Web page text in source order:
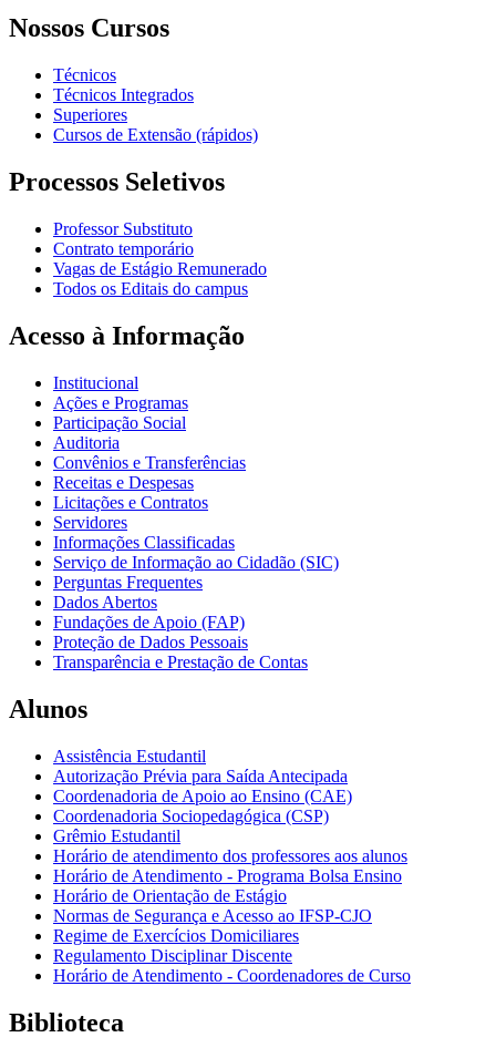
Nossos Cursos
Técnicos
Técnicos Integrados
Superiores
Cursos de Extensão (rápidos)
Processos Seletivos
Professor Substituto
Contrato temporário
Vagas de Estágio Remunerado
Todos os Editais do campus
Acesso à Informação
Institucional
Ações e Programas
Participação Social
Auditoria
Convênios e Transferências
Receitas e Despesas
Licitações e Contratos
Servidores
Informações Classificadas
Serviço de Informação ao Cidadão (SIC)
Perguntas Frequentes
Dados Abertos
Fundações de Apoio (FAP)
Proteção de Dados Pessoais
Transparência e Prestação de Contas
Alunos
Assistência Estudantil
Autorização Prévia para Saída Antecipada
Coordenadoria de Apoio ao Ensino (CAE)
Coordenadoria Sociopedagógica (CSP)
Grêmio Estudantil
Horário de atendimento dos professores aos alunos
Horário de Atendimento - Programa Bolsa Ensino
Horário de Orientação de Estágio
Normas de Segurança e Acesso ao IFSP-CJO
Regime de Exercícios Domiciliares
Regulamento Disciplinar Discente
Horário de Atendimento - Coordenadores de Curso
Biblioteca